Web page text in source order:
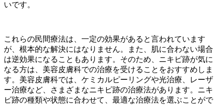
いです。
これらの民間療法は、一定の効果があると言われています
が、根本的な解決にはなりません。また、肌に合わない場合
は逆効果になることもあります。そのため、ニキビ跡が気に
なる方は、美容皮膚科での治療を受けることをおすすめしま
す。美容皮膚科では、ケミカルピーリングや光治療、レーザ
ー治療など、さまざまなニキビ跡の治療法があります。ニキ
ビ跡の種類や状態に合わせて、最適な治療法を選ぶことがで